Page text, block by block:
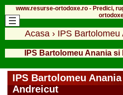
www.resurse-ortodoxe.ro - Predici,
Acasa › IPS Bartolomeu
IPS Bartolomeu Anania
IPS Bartolomeu
Andreicut